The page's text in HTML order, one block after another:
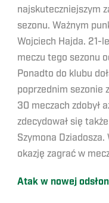
najskuteczniejszym
sezonu. Ważnym
Wojciech Hajda. 21-
meczu tego sezonu
Ponadto do klubu
poprzednim sezonie
30 meczach zdobył
zdecydował się
Szymona
okazję zagrać w
Atak w nowej